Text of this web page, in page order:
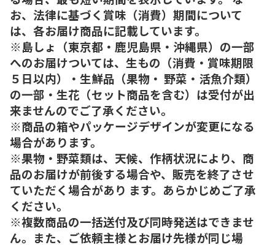
お、法律に基づく賞味（消費）期間について
は、各お届け商品に記載しています。
※島しょ（東京都・鹿児島県・沖縄県）の一部
へのお届けついては、生もの（消費・賞味期限
５日以内）・生鮮品（果物・ 野菜・活魚介類）
の一部・生花（セット商品を含む）は受付が出
来ませんのでご了承ください。
※商品の箱やパッケージデザインが変更になる
場合があります。
※果物・野菜類は、天候、作柄状況により、商
品のお届けが前後する場合や、販売を終了させ
ていただく場合があり ます。あらかじめご了承
ください。
※複数商品の一括送付及び同時発送はできませ
ん。また、ご依頼主様とお届け先様が同じ場